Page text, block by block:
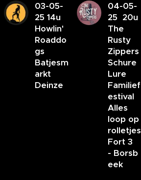
03-05-
25 14u
Howlin'
Roaddo
gs
Batjesm
arkt
Deinze
04-05-
25 20u
The
Rusty
Zippers
Schure
Lure
Familief
estival
Alles
loop op
rolletjes
Fort 3
- Borsb
eek